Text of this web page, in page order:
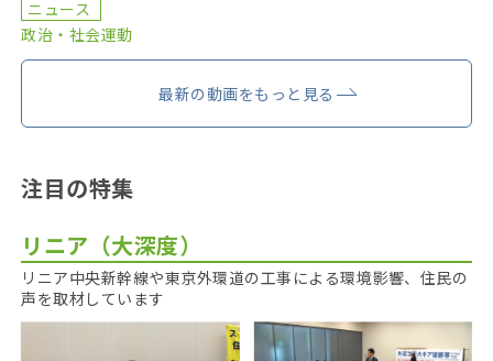
ニュース
政治・社会運動
最新の動画をもっと見る
注目の特集
リニア（大深度）
リニア中央新幹線や東京外環道の工事による環境影響、住民の
声を取材しています